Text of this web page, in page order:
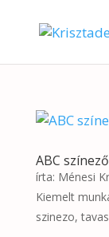
ABC
írta: Ménesi
Kiemelt
szinezo,